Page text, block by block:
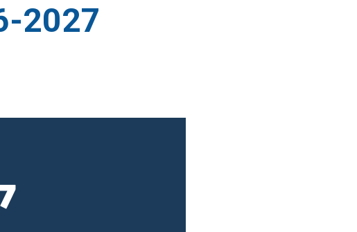
2027